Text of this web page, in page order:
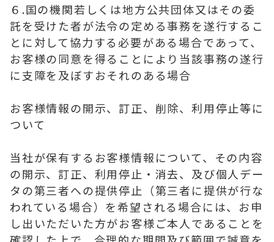
６.国の機関若しくは地方公共団体又はその委
託を受けた者が法令の定める事務を遂行するこ
とに対して協力する必要がある場合であって、
お客様の同意を得ることにより当該事務の遂行
に支障を及ぼすおそれのある場合
お客様情報の開示、訂正、削除、利用停止等に
ついて
当社が保有するお客様情報について、その内容
の開示、訂正、利用停止・消去、及び個人デー
タの第三者への提供停止（第三者に提供が行な
われている場合）を希望される場合には、お申
し出いただいた方がお客様ご本人であることを